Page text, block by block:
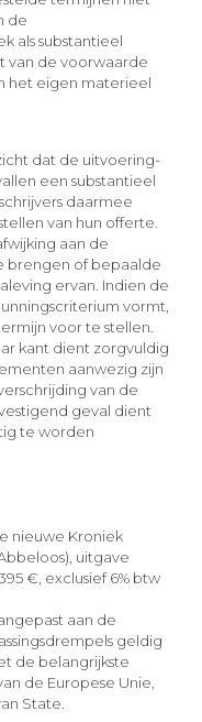
de
als substantieel
van de voorwaarde
het eigen materieel
dat de uitvoering-
een substantieel
daarmee
van hun offerte.
aan de
brengen of bepaalde
ervan. Indien de
vormt,
voor te stellen.
kant dient zorgvuldig
aanwezig zijn
van de
geval dient
te worden
nieuwe Kroniek
uitgave
€, exclusief 6% btw
aan de
geldig
de belangrijkste
de Europese Unie,
State.